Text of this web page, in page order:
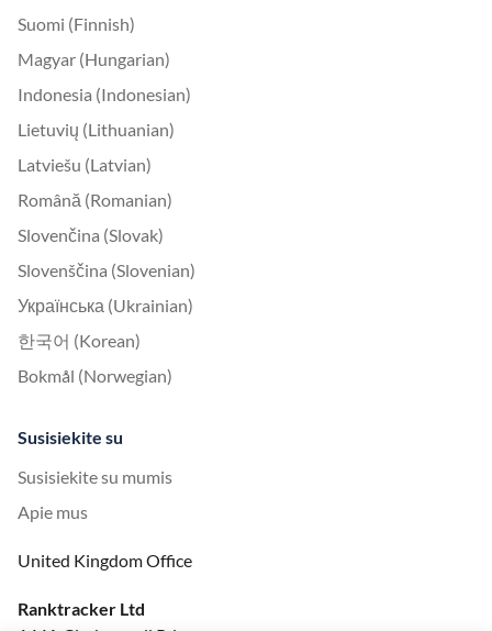
Suomi (Finnish)
Magyar (Hungarian)
Indonesia (Indonesian)
Lietuvių (Lithuanian)
Latviešu (Latvian)
Română (Romanian)
Slovenčina (Slovak)
Slovenščina (Slovenian)
Українська (Ukrainian)
한국어 (Korean)
Bokmål (Norwegian)
Susisiekite su
Susisiekite su mumis
Apie mus
United Kingdom Office
Ranktracker Ltd